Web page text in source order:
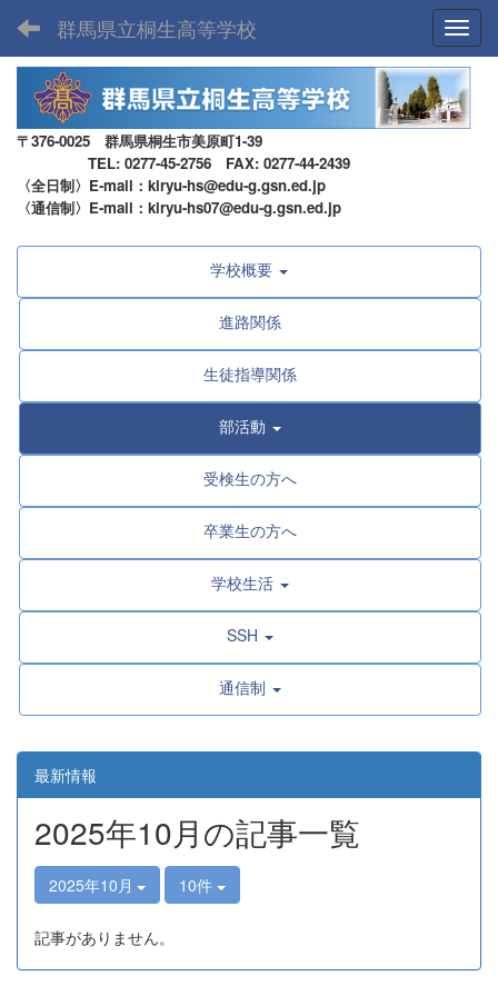
群馬県立桐生高等学校
〒376-0025 群馬県桐生市美原町1-39
TEL: 0277-45-2756 FAX: 0277-44-2439
〈全日制〉E-mail：kiryu-hs@edu-g.gsn.ed.jp
〈通信制〉E-mail：kiryu-hs07@edu-g.gsn.ed.jp
学校概要
進路関係
生徒指導関係
部活動
受検生の方へ
卒業生の方へ
学校生活
SSH
通信制
最新情報
2025年10月の記事一覧
2025年10月 10件
記事がありません。